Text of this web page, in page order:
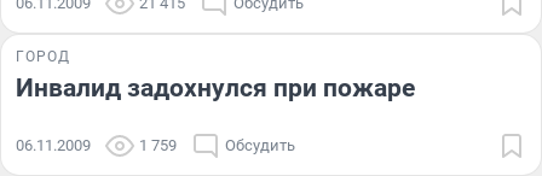
ГОРОД
Инвалид задохнулся при пожаре
06.11.2009 1 759 Обсудить